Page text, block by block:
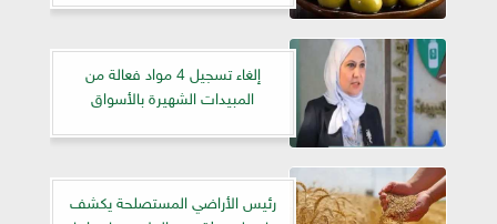
إلغاء تسجيل 4 مواد فعالة من
المبيدات الشهيرة بالأسواق
رئيس الأراضي المستصلحة يكشف